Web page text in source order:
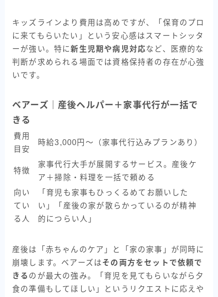
キッズラインより費用は高めですが、「保育のプロ
に来てもらいたい」という安心感はスマートシッタ
ーが強い。特に新生児期や病児対応など、医療的な
判断が求められる場面では資格保持者の存在が心強
いです。
ベアーズ｜産後ヘルパー＋家事代行が一括で
きる
費用
目安
時給3,000円〜（家事代行込みプランあり）
特徴
家事代行大手が展開するサービス。産後ケ
ア＋掃除・料理を一括で頼める
向い
てい
る人
「育児も家事もひっくるめてお願いした
い」「産後の家が散らかっているのが精神
的につらい人」
産後は「赤ちゃんのケア」と「家の家事」が同時に
崩壊します。ベアーズはその両方をセットで依頼で
きる のが最大の強み。「育児を見てもらいながら夕
食の準備もしてほしい」というリクエストに応えや